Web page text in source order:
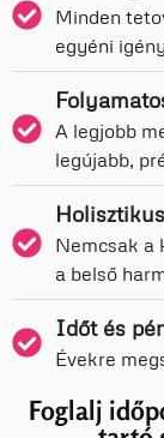
Minden
egyéni
A legjobb
legújabb,
Nemcsak a
a belső
Időt és
Évekre
Foglalj